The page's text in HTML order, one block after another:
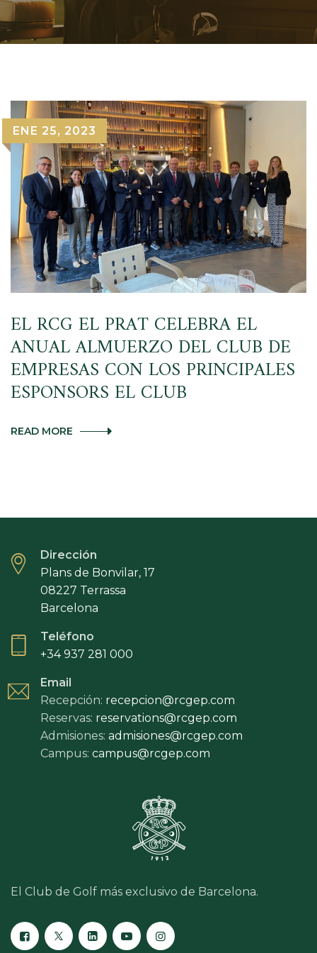
ENE 25, 2023
EL RCG EL PRAT CELEBRA EL
ANUAL ALMUERZO DEL CLUB DE
EMPRESAS CON LOS PRINCIPALES
ESPONSORS EL CLUB
READ MORE EL
ALMUERZO
DE
EMPRESAS
CON
LOS
PRINCIPALES
EL
CLUB
Dirección
Plans de Bonvilar, 17
08227 Terrassa
Barcelona
Teléfono
+34 937 281 000
Email
Recepción: recepcion@rcgep.com
Reservas: reservations@rcgep.com
Admisiones: admisiones@rcgep.com
Campus: campus@rcgep.com
El Club de Golf más exclusivo de Barcelona.